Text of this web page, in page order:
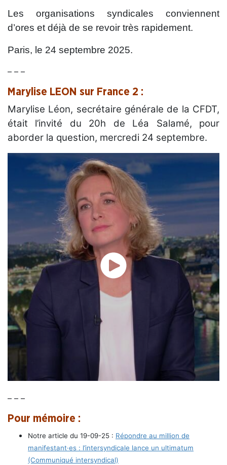
Les organisations syndicales conviennent
d’ores et déjà de se revoir très rapidement.
Paris, le 24 septembre 2025.
– – –
Marylise LEON sur France 2 :
Marylise Léon, secrétaire générale de la CFDT,
était l’invité du 20h de Léa Salamé, pour
aborder la question, mercredi 24 septembre.
– – –
Pour mémoire :
Notre article du 19-09-25 : Répondre au million de
manifestant·es : l’intersyndicale lance un ultimatum
(Communiqué intersyndical)